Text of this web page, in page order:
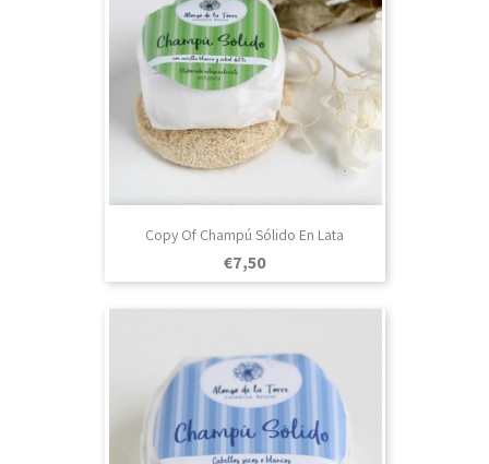
Copy Of Champú Sólido En Lata
Prezo
€7,50